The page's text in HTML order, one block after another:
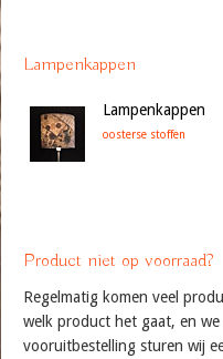
Lampenkappen
Lampenkappen
oosterse stoffen
Product niet op voorraad?
Regelmatig komen veel
welk product het gaat, en
vooruitbestelling sturen wij